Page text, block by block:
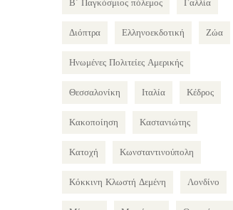
Β΄ Παγκόσμιος πόλεμος Γαλλία
Διόπτρα Ελληνοεκδοτική Ζώα
Ηνωμένες Πολιτείες Αμερικής
Θεσσαλονίκη Ιταλία Κέδρος
Κακοποίηση Καστανιώτης
Κατοχή Κωνσταντινούπολη
Κόκκινη Κλωστή Δεμένη Λονδίνο